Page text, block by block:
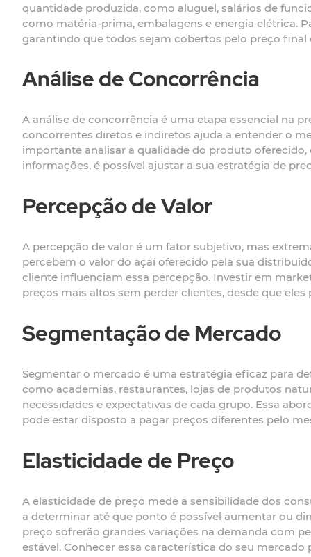
quantidade produzida, como aluguel, salários de
como matéria-prima, embalagens e energia elétrica.
garantindo que todos sejam cobertos pelo preço
Análise de Concorrência
A análise de concorrência é uma etapa essencial na
concorrentes diretos e indiretos ajuda a entender o
importante analisar a qualidade do produto
informações, é possível ajustar a sua estratégia de
Percepção de Valor
A percepção de valor é um fator subjetivo, mas
percebem o valor do açaí oferecido pela sua
cliente influenciam essa percepção. Investir em
preços mais altos sem perder clientes, desde que
Segmentação de Mercado
Segmentar o mercado é uma estratégia eficaz para
como academias, restaurantes, lojas de produtos
necessidades e expectativas de cada grupo. Essa
pode estar disposto a pagar preços diferentes pelo
Elasticidade de Preço
A elasticidade de preço mede a sensibilidade dos
a determinar até que ponto é possível aumentar ou
preço sofrerão grandes variações na demanda com
estável. Conhecer essa característica do seu